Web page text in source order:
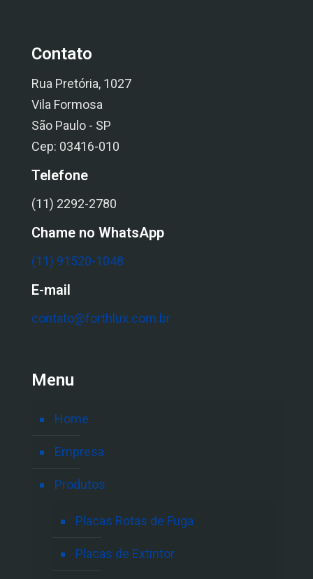
Contato
Rua Pretória, 1027
Vila Formosa
São Paulo - SP
Cep: 03416-010
Telefone
(11) 2292-2780
Chame no WhatsApp
(11) 91520-1048
E-mail
contato@forthlux.com.br
Menu
Home
Empresa
Produtos
Placas Rotas de Fuga
Placas de Extintor